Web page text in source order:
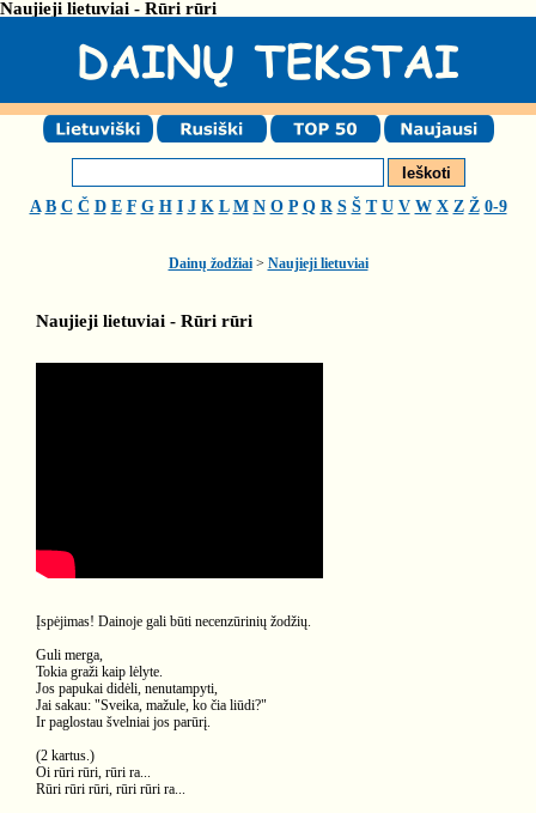
Naujieji lietuviai - Rūri rūri
A B C Č D E F G H I J K L M N O P Q R S Š T U V W X Z Ž 0-9
Dainų žodžiai> Naujieji lietuviai
Naujieji lietuviai - Rūri rūri
Įspėjimas! Dainoje gali būti necenzūrinių žodžių.
Guli merga,
Tokia graži kaip lėlyte.
Jos papukai didėli, nenutampyti,
Jai sakau: "Sveika, mažule, ko čia liūdi?"
Ir paglostau švelniai jos parūrį.
(2 kartus.)
Oi rūri rūri, rūri ra...
Rūri rūri rūri, rūri rūri ra...